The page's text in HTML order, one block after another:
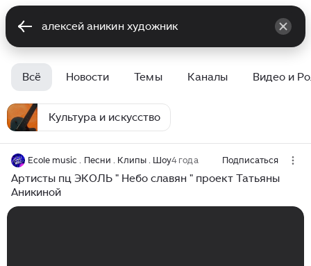
Всё Новости Темы Каналы Видео и
Культура и искусство
Ecole music . Песни . Клипы . Шоу4 года Подписаться
Артисты пц ЭКОЛЬ " Небо славян " проект Татьяны
Аникиной